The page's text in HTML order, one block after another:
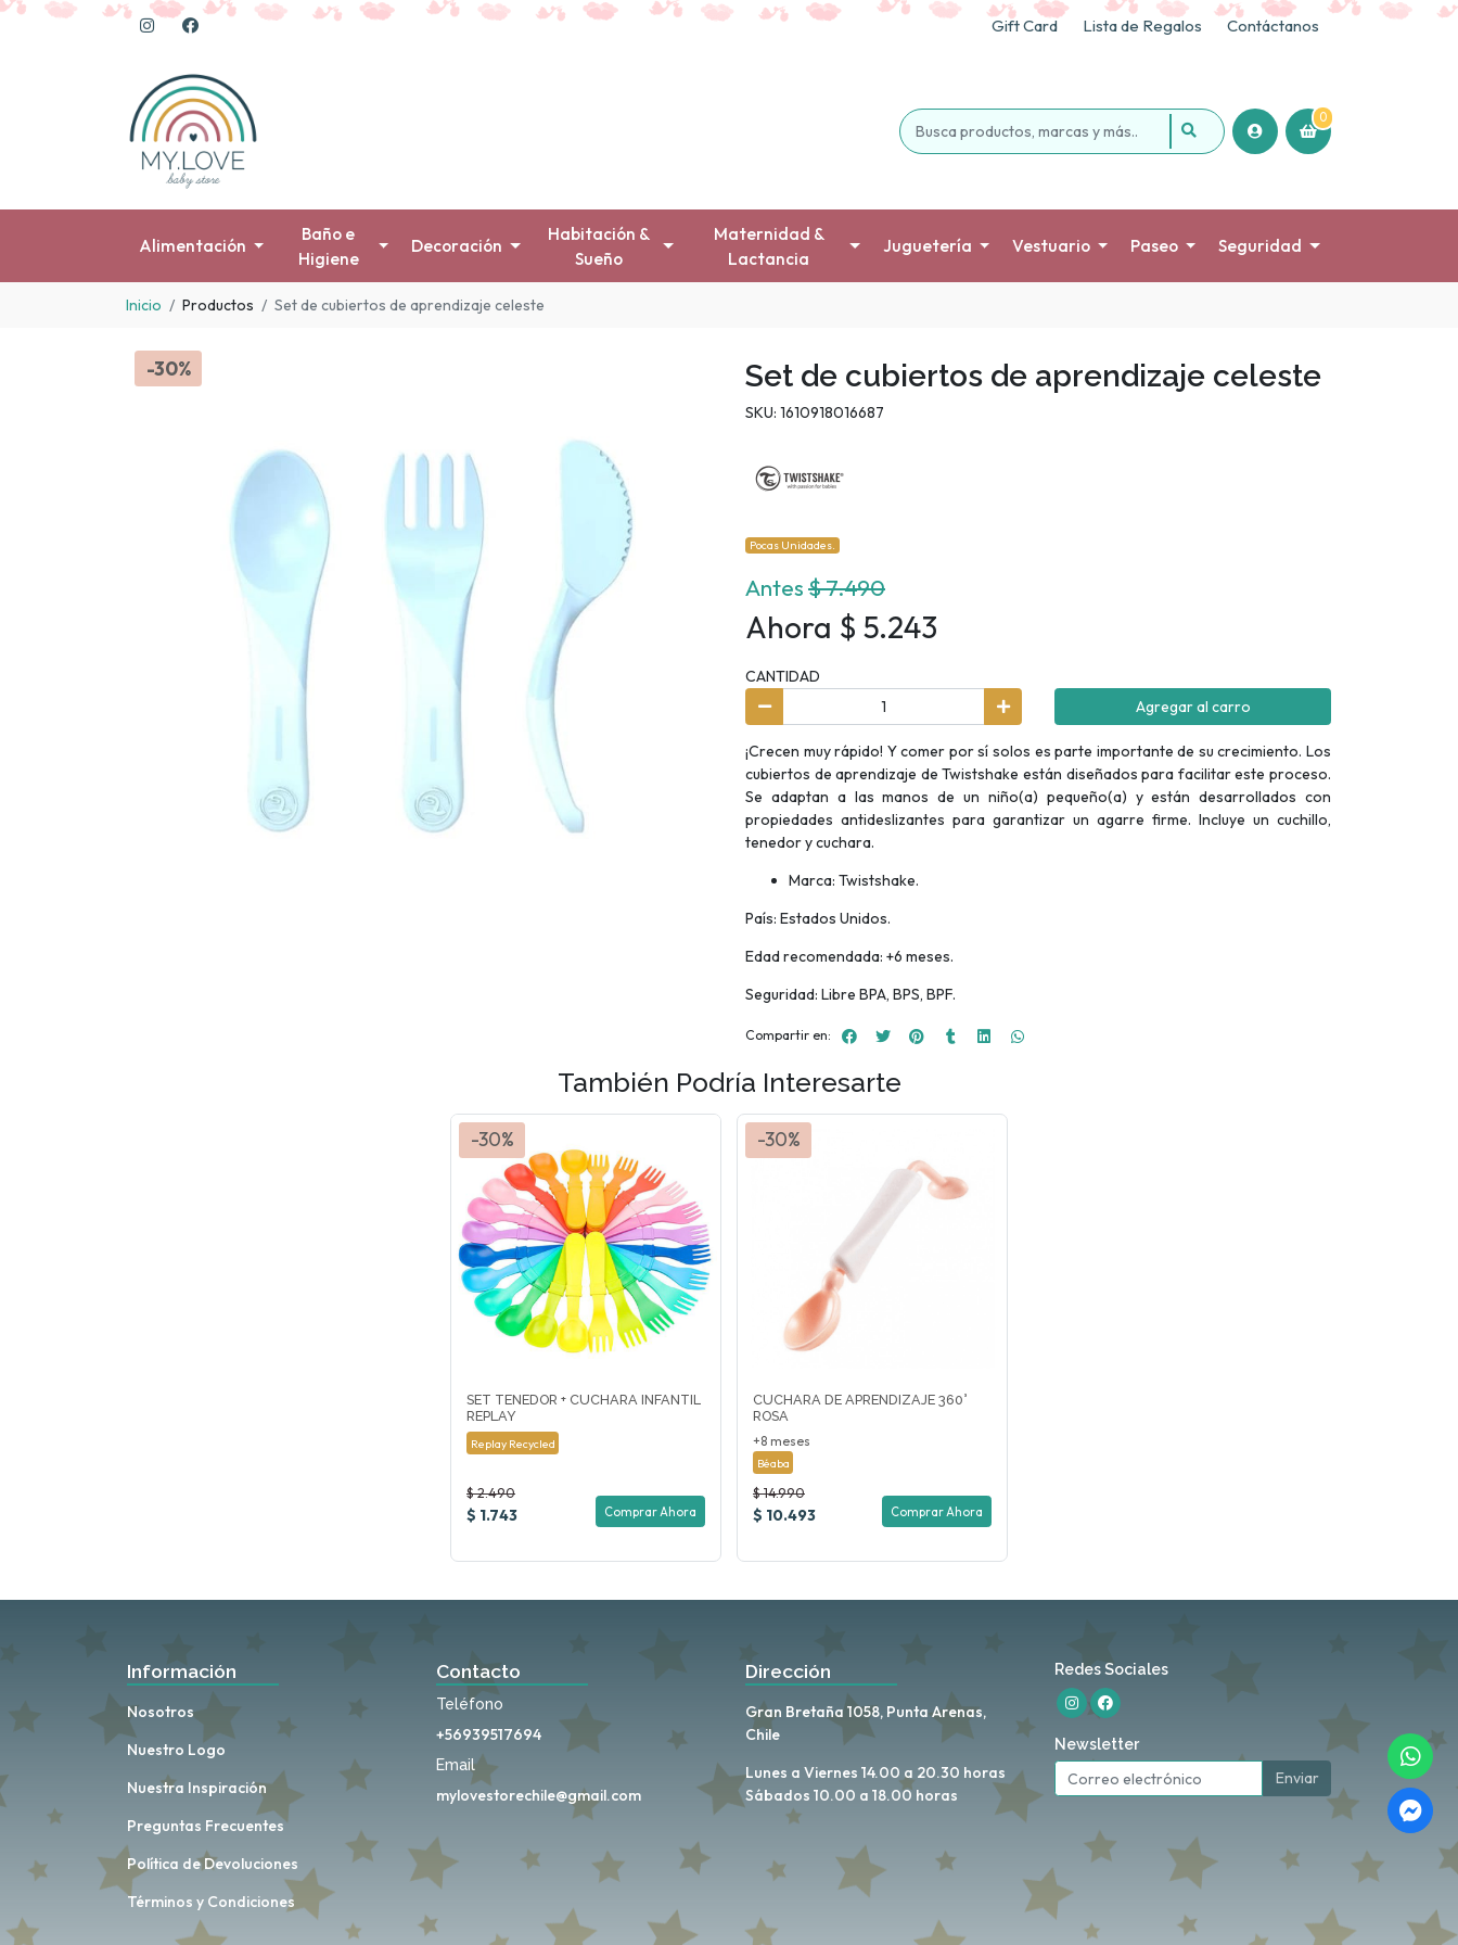
Gift Card Lista de Regalos Contáctanos
0
Alimentación
Baño e
Higiene
Decoración
Habitación &
Sueño
Maternidad &
Lactancia
Juguetería Vestuario Paseo Seguridad
Inicio Productos Set de cubiertos de aprendizaje celeste
-30% Set de cubiertos de aprendizaje celeste
SKU: 1610918016687
Pocas Unidades.
Antes$ 7.490
Ahora $ 5.243
CANTIDAD
Agregar al carro
¡Crecen muy rápido! Y comer por sí solos es parte importante de su crecimiento. Los
cubiertos de aprendizaje de Twistshake están diseñados para facilitar este proceso.
Se adaptan a las manos de un niño(a) pequeño(a) y están desarrollados con
propiedades antideslizantes para garantizar un agarre firme. Incluye un cuchillo,
tenedor y cuchara.
Marca: Twistshake.
País: Estados Unidos.
Edad recomendada: +6 meses.
Seguridad: Libre BPA, BPS, BPF.
Compartir en:
También Podría Interesarte
-30%
SET TENEDOR + CUCHARA INFANTIL
REPLAY
Replay Recycled
$ 2.490
$ 1.743 Comprar Ahora
-30%
CUCHARA DE APRENDIZAJE 360°
ROSA
+8 meses
Béaba
$ 14.990
$ 10.493 Comprar Ahora
Información
Nosotros
Nuestro Logo
Nuestra Inspiración
Preguntas Frecuentes
Política de Devoluciones
Términos y Condiciones
Contacto
Teléfono
+56939517694
Email
mylovestorechile@gmail.com
Dirección
Gran Bretaña 1058, Punta Arenas,
Chile
Lunes a Viernes 14.00 a 20.30 horas
Sábados 10.00 a 18.00 horas
Redes Sociales
Newsletter
Enviar